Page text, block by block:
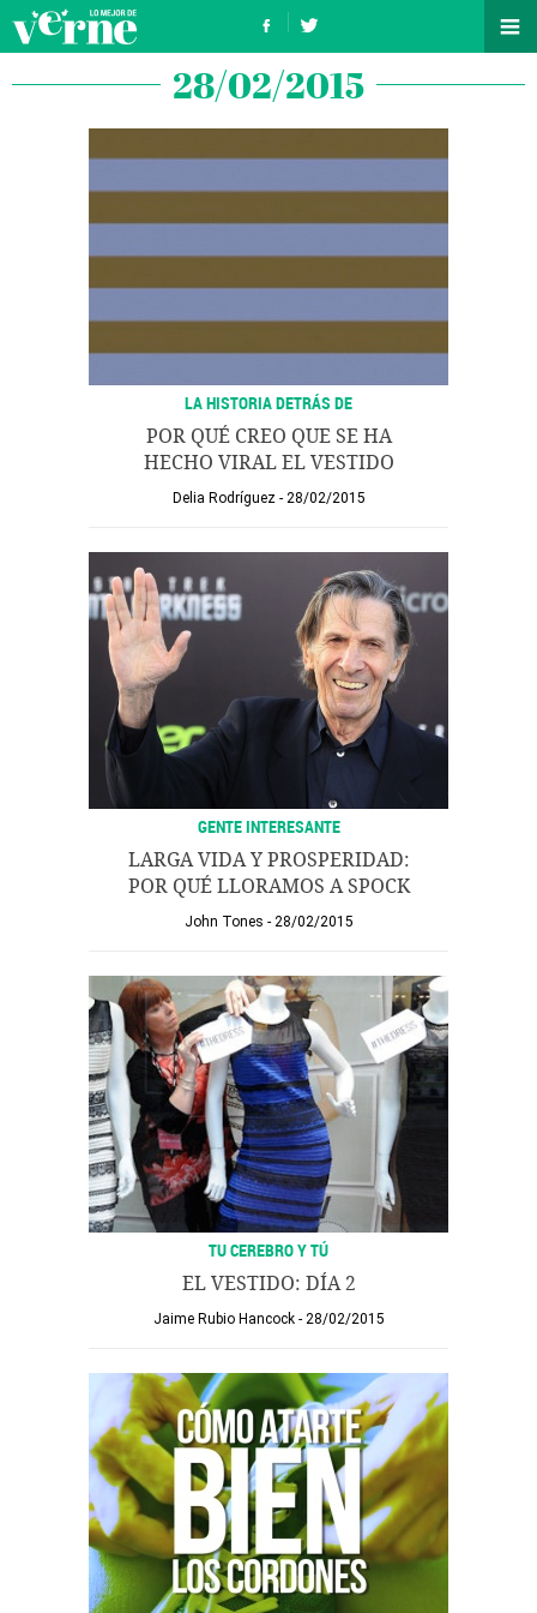
28/02/2015
LA HISTORIA DETRÁS DE
POR QUÉ CREO QUE SE HA
HECHO VIRAL EL VESTIDO
Delia Rodríguez 28/02/2015
GENTE INTERESANTE
LARGA VIDA Y PROSPERIDAD:
POR QUÉ LLORAMOS A SPOCK
John Tones 28/02/2015
TU CEREBRO Y TÚ
EL VESTIDO: DÍA 2
Jaime Rubio Hancock 28/02/2015